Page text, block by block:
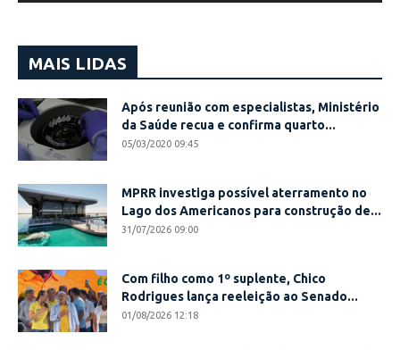
MAIS LIDAS
Após reunião com especialistas, Ministério
da Saúde recua e confirma quarto...
05/03/2020 09:45
MPRR investiga possível aterramento no
Lago dos Americanos para construção de...
31/07/2026 09:00
Com filho como 1º suplente, Chico
Rodrigues lança reeleição ao Senado...
01/08/2026 12:18